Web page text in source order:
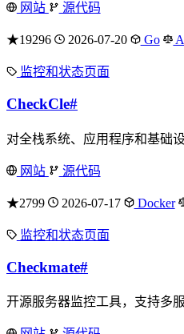
网站 源代码
★19296 2026-07-20 Go
监控和状态页面
CheckCle#
对全栈系统、应用程序和基础
网站 源代码
★2799 2026-07-17 Docker
监控和状态页面
Checkmate#
开源服务器监控工具，支持多